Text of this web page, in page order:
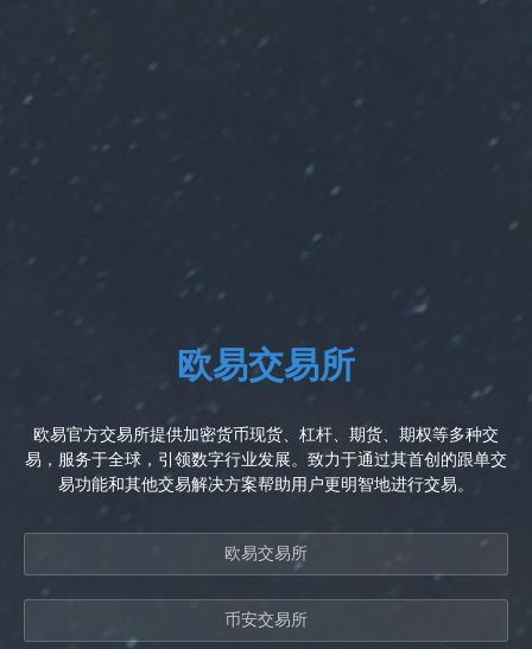
欧易交易所
欧易官方交易所提供加密货币现货、杠杆、期货、期权等多种交
易，服务于全球，引领数字行业发展。致力于通过其首创的跟单交
易功能和其他交易解决方案帮助用户更明智地进行交易。
欧易交易所
币安交易所